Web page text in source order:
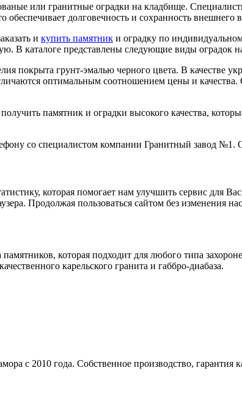
или гранитные оградки на кладбище.
долговечность и сохранность внешнего
и купить памятник и оградку по
В каталоге представлены следующие виды оградок
покрыта грунт-эмалью черного цвета. В качестве
оптимальным соотношением цены и
памятник и оградки высокого качества,
со специалистом компании Гранитный завод №1.
которая помогает нам улучшить сервис для
Продолжая пользоваться сайтом без изменения
которая подходит для любого типа
карельского гранита и габбро-диабаза.
с 2010 года. Собственное производство, гарантия